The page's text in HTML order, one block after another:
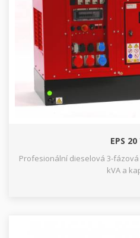
EPS 20
Profesionální dieselová 3-
kVA a